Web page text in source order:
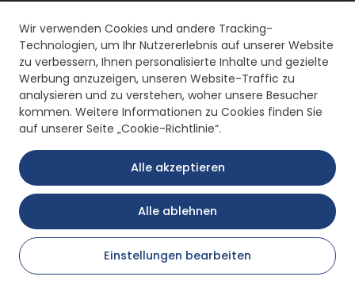
Wir verwenden Cookies und andere Tracking-
Technologien, um Ihr Nutzererlebnis auf unserer Website
zu verbessern, Ihnen personalisierte Inhalte und gezielte
Werbung anzuzeigen, unseren Website-Traffic zu
analysieren und zu verstehen, woher unsere Besucher
kommen. Weitere Informationen zu Cookies finden Sie
auf unserer Seite „Cookie-Richtlinie“.
Alle akzeptieren
Alle ablehnen
Einstellungen bearbeiten
Copyright © 2026 Remak Redüktör. Alle Rechte vorbehalten.